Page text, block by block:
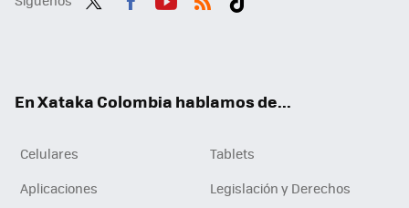
En Xataka Colombia hablamos de...
Celulares
Tablets
Aplicaciones
Legislación y Derechos